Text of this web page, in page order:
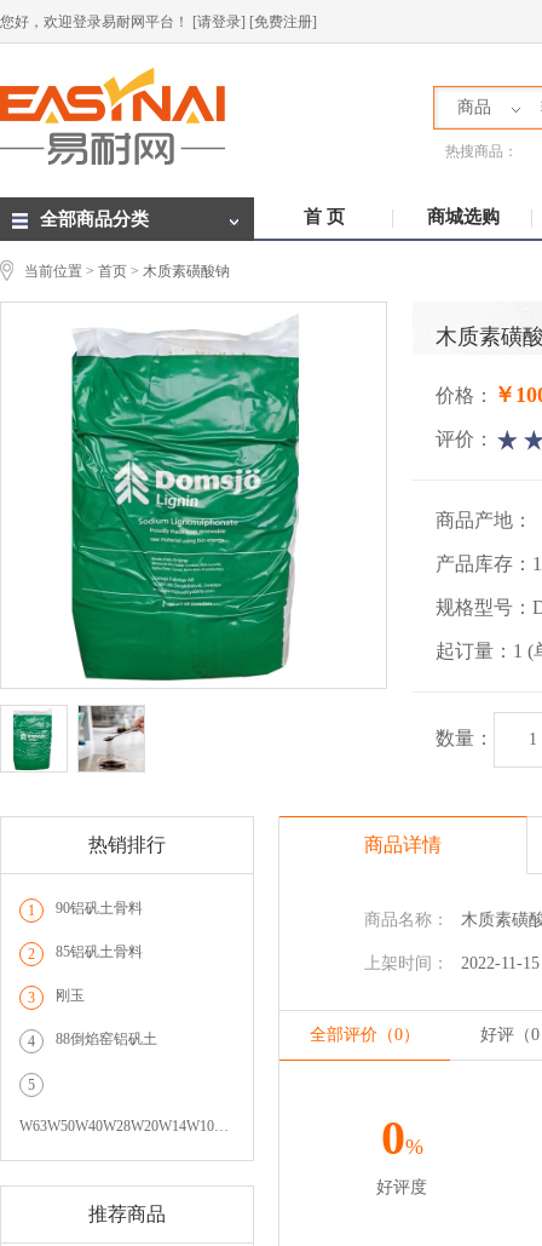
您好，欢迎登录易耐网平台！ [请登录] [免费注册]
商品
热搜商品：
全部商品分类 首 页 商城选购
当前位置 > 首页 > 木质素磺酸钠
木质素磺
价格： ￥
评价：
商品产地：
产品库存：
规格型号：
起订量：1 (
数量：
热销排行
1 90铝矾土骨料
2 85铝矾土骨料
3 刚玉
4 88倒焰窑铝矾土
5
W63W50W40W28W20W14W10…
推荐商品
商品详情
商品名称： 木质素磺
上架时间： 2022-11-15
全部评价（0） 好评（0
0%
好评度